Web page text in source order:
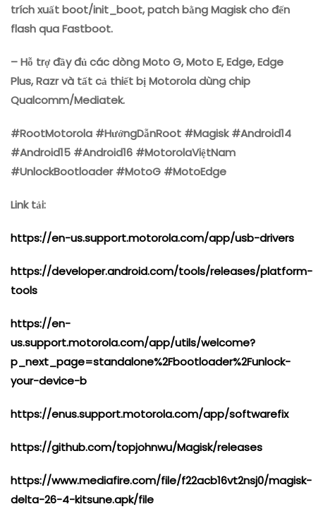
trích xuất boot/init_boot, patch bằng Magisk cho đến
flash qua Fastboot.
– Hỗ trợ đầy đủ các dòng Moto G, Moto E, Edge, Edge
Plus, Razr và tất cả thiết bị Motorola dùng chip
Qualcomm/Mediatek.
#RootMotorola #HướngDẫnRoot #Magisk #Android14
#Android15 #Android16 #MotorolaViệtNam
#UnlockBootloader #MotoG #MotoEdge
Link tải:
https://en-us.support.motorola.com/app/usb-drivers
https://developer.android.com/tools/releases/platform-
tools
https://en-
us.support.motorola.com/app/utils/welcome?
p_next_page=standalone%2Fbootloader%2Funlock-
your-device-b
https://enus.support.motorola.com/app/softwarefix
https://github.com/topjohnwu/Magisk/releases
https://www.mediafire.com/file/f22acb16vt2nsj0/magisk-
delta-26-4-kitsune.apk/file